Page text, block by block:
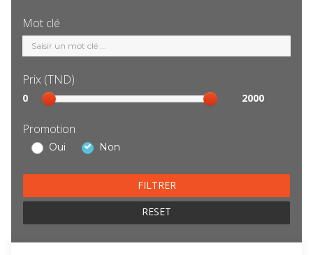
Mot clé
Mot
clé
Prix (TND)
Sélection
prix
0 2000
Promotion
Oui Non
RESET